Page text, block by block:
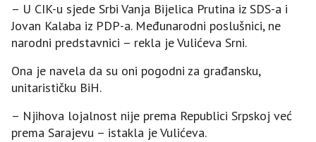
– U CIK-u sjede Srbi Vanja Bijelica Prutina iz SDS-a i
Јovan Kalaba iz PDP-a. Međunarodni poslušnici, ne
narodni predstavnici – rekla je Vulićeva Srni.
Ona je navela da su oni pogodni za građansku,
unitarističku BiH.
– Njihova lojalnost nije prema Republici Srpskoj već
prema Sarajevu – istakla je Vulićeva.